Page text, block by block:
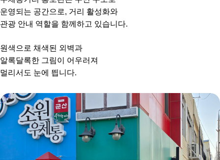
운영되는 공간으로, 거리 활성화와
관광 안내 역할을 함께하고 있습니다.
원색으로 채색된 외벽과
알록달록한 그림이 어우러져
멀리서도 눈에 띕니다.